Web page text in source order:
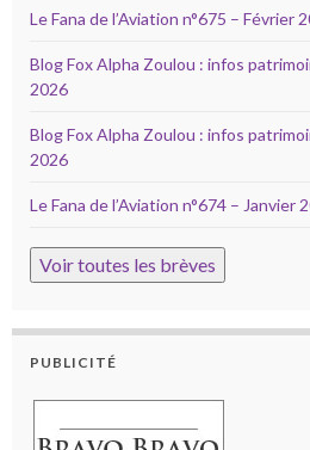
Le Fana de l’Aviation n°675 – Février
Blog Fox Alpha Zoulou : infos
2026
Blog Fox Alpha Zoulou : infos
2026
Le Fana de l’Aviation n°674 – Janvier
Voir toutes les brèves
PUBLICITÉ